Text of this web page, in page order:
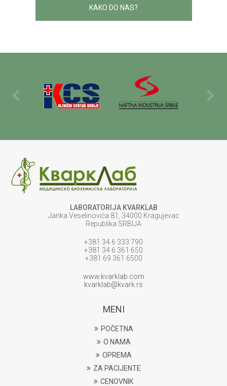
KAKO DO NAS?
LABORATORIJA KVARKLAB
Janka Veselinovića 81, 34000 Kragujevac
Republika SRBIJA
+381 34 6 333 790
+381 34 6 361 650
+381 69 361 6500
www.kvarklab.com
kvarklab@kvark.rs
MENI
POČETNA
O NAMA
OPREMA
ZA PACIJENTE
CENOVNIK